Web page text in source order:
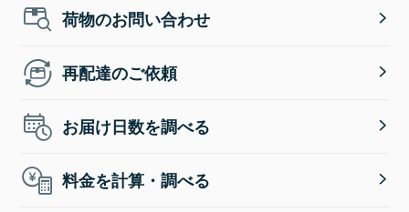
荷物のお問い合わせ
再配達のご依頼
お届け日数を調べる
料金を計算・調べる